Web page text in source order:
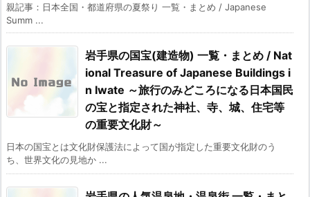
親記事：日本全国・都道府県の夏祭り 一覧・まとめ / Japanese
Summ ...
岩手県の国宝(建造物) 一覧・まとめ / Nat
ional Treasure of Japanese Buildings i
n Iwate ～旅行のみどころになる日本国民
の宝と指定された神社、寺、城、住宅等
の重要文化財～
日本の国宝とは文化財保護法によって国が指定した重要文化財のう
ち、世界文化の見地か ...